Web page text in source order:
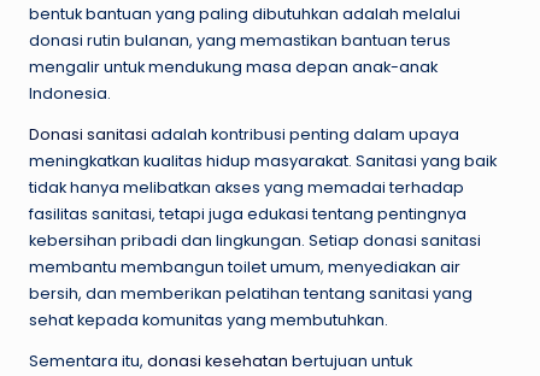
bentuk bantuan yang paling dibutuhkan adalah melalui
donasi rutin bulanan, yang memastikan bantuan terus
mengalir untuk mendukung masa depan anak-anak
Indonesia.
Donasi sanitasi adalah kontribusi penting dalam upaya
meningkatkan kualitas hidup masyarakat. Sanitasi yang baik
tidak hanya melibatkan akses yang memadai terhadap
fasilitas sanitasi, tetapi juga edukasi tentang pentingnya
kebersihan pribadi dan lingkungan. Setiap donasi sanitasi
membantu membangun toilet umum, menyediakan air
bersih, dan memberikan pelatihan tentang sanitasi yang
sehat kepada komunitas yang membutuhkan.
Sementara itu, donasi kesehatan bertujuan untuk